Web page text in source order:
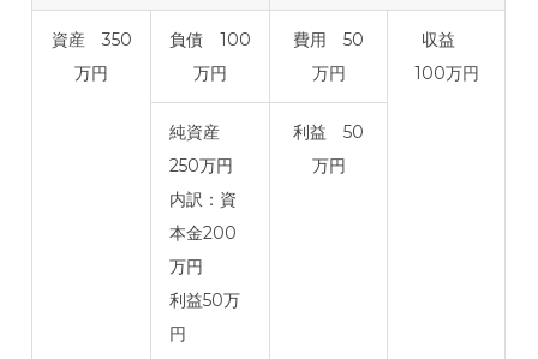
資産 350
万円
負債 100
万円
費用 50
万円
収益
100万円
純資産
250万円
内訳：資
本金200
万円
利益50万
円
利益 50
万円